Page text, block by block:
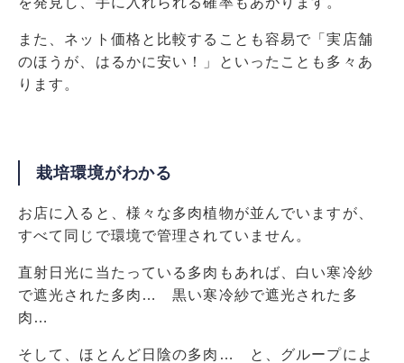
また、ネット価格と比較することも容易で「実店舗
のほうが、はるかに安い！」といったことも多々あ
ります。
栽培環境がわかる
お店に入ると、様々な多肉植物が並んでいますが、
すべて同じで環境で管理されていません。
直射日光に当たっている多肉もあれば、白い寒冷紗
で遮光された多肉… 黒い寒冷紗で遮光された多
肉…
そして、ほとんど日陰の多肉… と、グループによ